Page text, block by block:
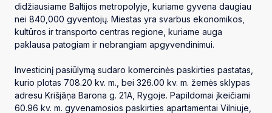
didžiausiame Baltijos metropolyje, kuriame gyvena daugiau
nei 840,000 gyventojų. Miestas yra svarbus ekonomikos,
kultūros ir transporto centras regione, kuriame auga
paklausa patogiam ir nebrangiam apgyvendinimui.
Investicinį pasiūlymą sudaro komercinės paskirties pastatas,
kurio plotas 708.20 kv. m., bei 326.00 kv. m. žemės sklypas
adresu Krišjāņa Barona g. 21A, Rygoje. Papildomai įkeičiami
60.96 kv. m. gyvenamosios paskirties apartamentai Vilniuje,